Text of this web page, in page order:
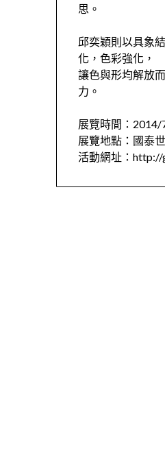
思。
邱奕穎則以具象
化，色彩強化，
讓色與形均解放
力。
展覽時間：
展覽地點：國泰
活動網址：http://